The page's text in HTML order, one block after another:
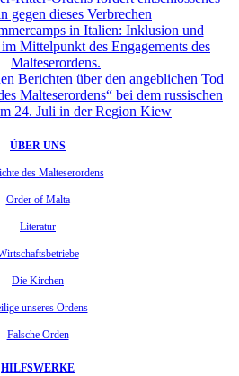
gegen dieses Verbrechen
in Italien: Inklusion und
Mittelpunkt des Engagements des
Malteserordens.
Berichten über den angeblichen Tod
Malteserordens“ bei dem russischen
24. Juli in der Region Kiew
ÜBER UNS
des Malteserordens
Order of Malta
Literatur
Die Kirchen
unseres Ordens
Falsche Orden
HILFSWERKE